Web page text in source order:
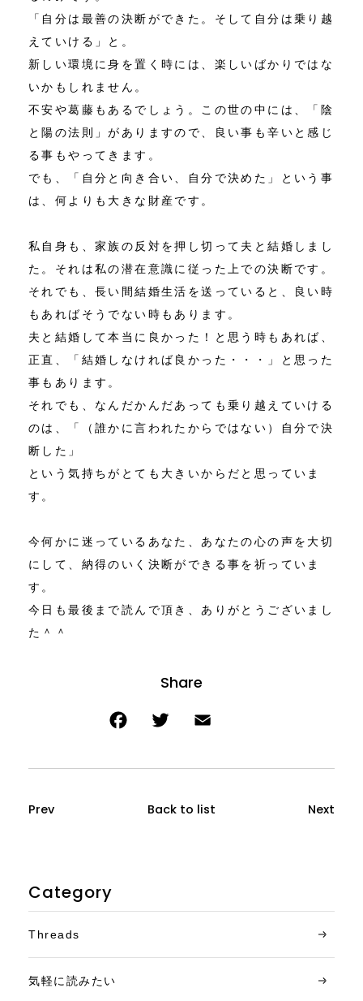
「自分は最善の決断ができた。そして自分は乗り越
えていける」と。
新しい環境に身を置く時には、楽しいばかりではな
いかもしれません。
不安や葛藤もあるでしょう。この世の中には、「陰
と陽の法則」がありますので、良い事も辛いと感じ
る事もやってきます。
でも、「自分と向き合い、自分で決めた」という事
は、何よりも大きな財産です。
私自身も、家族の反対を押し切って夫と結婚しまし
た。それは私の潜在意識に従った上での決断です。
それでも、長い間結婚生活を送っていると、良い時
もあればそうでない時もあります。
夫と結婚して本当に良かった！と思う時もあれば、
正直、「結婚しなければ良かった・・・」と思った
事もあります。
それでも、なんだかんだあっても乗り越えていける
のは、「（誰かに言われたからではない）自分で決
断した」
という気持ちがとても大きいからだと思っていま
す。
今何かに迷っているあなた、あなたの心の声を大切
にして、納得のいく決断ができる事を祈っていま
す。
今日も最後まで読んで頂き、ありがとうございまし
た＾＾
Prev Back to list Next
Category
Threads
気軽に読みたい